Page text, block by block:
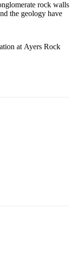
rock walls
the geology have
at Ayers Rock